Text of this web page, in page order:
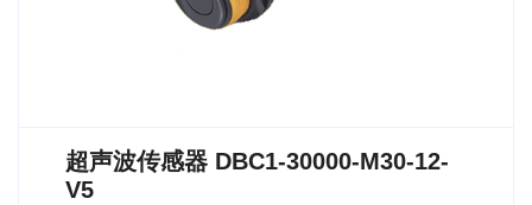
超声波传感器 DBC1-30000-M30-12-
V5